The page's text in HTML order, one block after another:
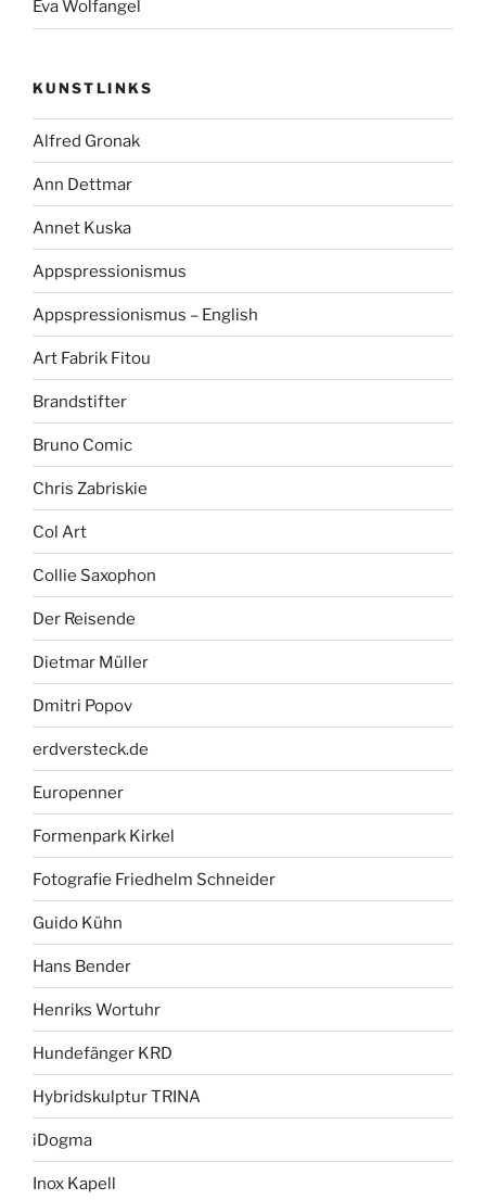
Eva Wolfangel
KUNSTLINKS
Alfred Gronak
Ann Dettmar
Annet Kuska
Appspressionismus
Appspressionismus – English
Art Fabrik Fitou
Brandstifter
Bruno Comic
Chris Zabriskie
Col Art
Collie Saxophon
Der Reisende
Dietmar Müller
Dmitri Popov
erdversteck.de
Europenner
Formenpark Kirkel
Fotografie Friedhelm Schneider
Guido Kühn
Hans Bender
Henriks Wortuhr
Hundefänger KRD
Hybridskulptur TRINA
iDogma
Inox Kapell